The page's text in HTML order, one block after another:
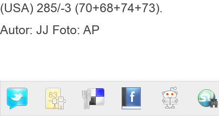
(USA) 285/-3 (70+68+74+73).
Autor: JJ Foto: AP